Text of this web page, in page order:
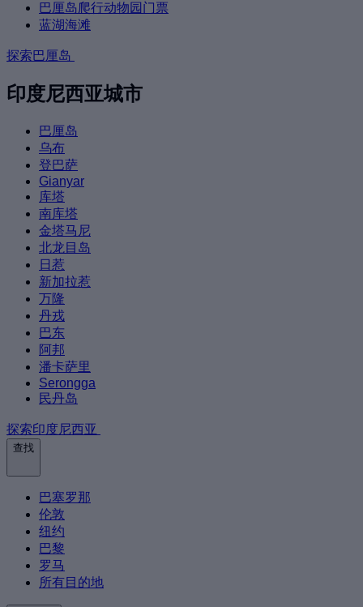
巴厘岛爬行动物园门票
蓝湖海滩
探索巴厘岛
印度尼西亚城市
巴厘岛
乌布
登巴萨
Gianyar
库塔
南库塔
金塔马尼
北龙目岛
日惹
新加拉惹
万隆
丹戎
巴东
阿邦
潘卡萨里
Serongga
民丹岛
探索印度尼西亚
查找
巴塞罗那
伦敦
纽约
巴黎
罗马
所有目的地